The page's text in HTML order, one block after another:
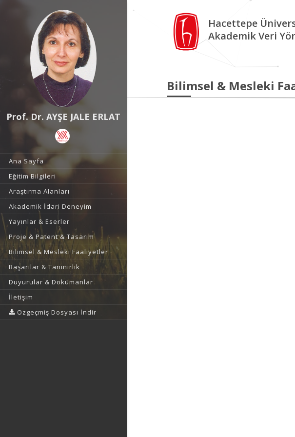
Prof. Dr. AYŞE JALE ERLAT
Ana Sayfa
Eğitim Bilgileri
Araştırma Alanları
Akademik İdari Deneyim
Yayınlar & Eserler
Proje & Patent & Tasarım
Bilimsel & Mesleki Faaliyetler
Başarılar & Tanınırlık
Duyurular & Dokümanlar
İletişim
Özgeçmiş Dosyası İndir
Hacettepe
Akademik Veri
Bilimsel & Mesleki